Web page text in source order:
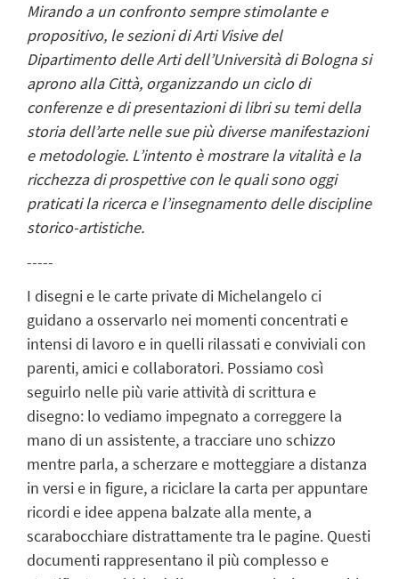
Mirando a un confronto sempre stimolante e
propositivo, le sezioni di Arti Visive del
Dipartimento delle Arti dell’Università di Bologna si
aprono alla Città, organizzando un ciclo di
conferenze e di presentazioni di libri su temi della
storia dell’arte nelle sue più diverse manifestazioni
e metodologie. L’intento è mostrare la vitalità e la
ricchezza di prospettive con le quali sono oggi
praticati la ricerca e l’insegnamento delle discipline
storico-artistiche.
-----
I disegni e le carte private di Michelangelo ci
guidano a osservarlo nei momenti concentrati e
intensi di lavoro e in quelli rilassati e conviviali con
parenti, amici e collaboratori. Possiamo così
seguirlo nelle più varie attività di scrittura e
disegno: lo vediamo impegnato a correggere la
mano di un assistente, a tracciare uno schizzo
mentre parla, a scherzare e motteggiare a distanza
in versi e in figure, a riciclare la carta per appuntare
ricordi e idee appena balzate alla mente, a
scarabocchiare distrattamente tra le pagine. Questi
documenti rappresentano il più complesso e